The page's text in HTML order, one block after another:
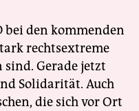
bei den kommenden
rechtsextreme
Gerade jetzt
Solidarität. Auch
die sich vor Ort